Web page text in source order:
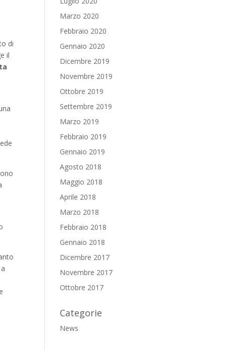
di
il
a
Marzo 2020
Febbraio 2020
Gennaio 2020
Dicembre 2019
Novembre 2019
Ottobre 2019
Settembre 2019
Marzo 2019
Febbraio 2019
Gennaio 2019
Agosto 2018
Maggio 2018
Aprile 2018
Marzo 2018
Febbraio 2018
Gennaio 2018
Dicembre 2017
Novembre 2017
Ottobre 2017
Categorie
News